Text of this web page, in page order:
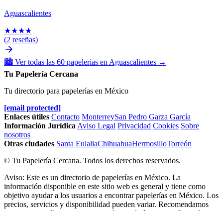
Aguascalientes
★★★★
(2 reseñas)
🏙️ Ver todas las 60 papelerías en Aguascalientes →
Tu Papelería Cercana
Tu directorio para papelerías en México
[email protected]
Enlaces útiles Contacto MonterreySan Pedro Garza García
Información JurídicaAviso Legal Privacidad Cookies Sobre
nosotros
Otras ciudades Santa EulaliaChihuahuaHermosilloTorreón
© Tu Papelería Cercana. Todos los derechos reservados.
Aviso: Este es un directorio de papelerías en México. La
información disponible en este sitio web es general y tiene como
objetivo ayudar a los usuarios a encontrar papelerías en México. Los
precios, servicios y disponibilidad pueden variar. Recomendamos